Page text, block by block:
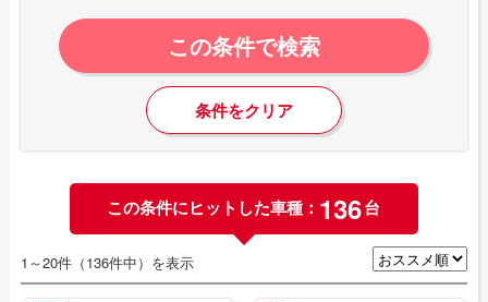
この条件で検索
条件をクリア
この条件にヒットした車種： 136台
1～20件（136件中）を表示